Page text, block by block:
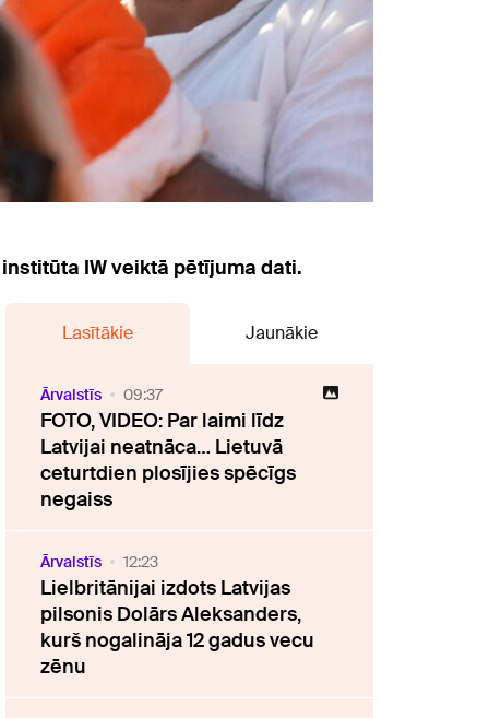
IW veiktā pētījuma dati.
Lasītākie Jaunākie
Ārvalstīs 09:37
FOTO, VIDEO: Par laimi līdz
Latvijai neatnāca… Lietuvā
ceturtdien plosījies spēcīgs
negaiss
Ārvalstīs 12:23
Lielbritānijai izdots Latvijas
pilsonis Dolārs Aleksanders,
kurš nogalināja 12 gadus vecu
zēnu